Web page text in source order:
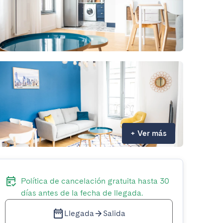
+ Ver más
Política de cancelación gratuita hasta 30
días antes de la fecha de llegada.
Llegada Salida